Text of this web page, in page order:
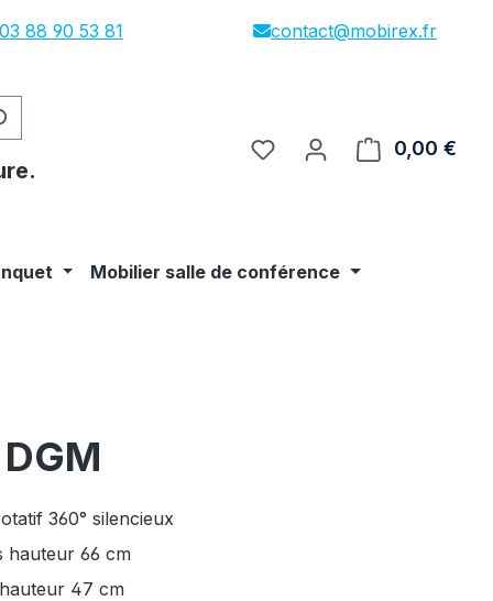
88 90 53 81 contact@mobirex.fr
0,00 €
Mobilier salle de conférence
360° silencieux
hauteur 66 cm
47 cm